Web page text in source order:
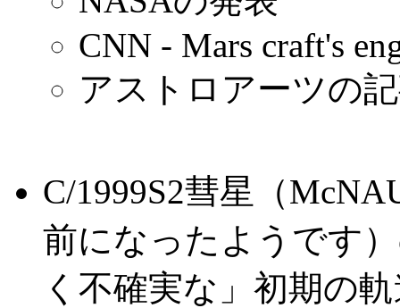
CNN - Mars craft's
アストロアーツの
C/1999S2彗星（
前になったようです
く不確実な」初期の